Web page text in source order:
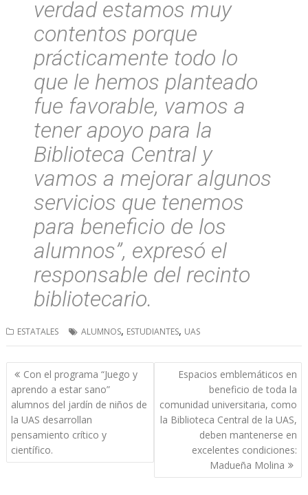
verdad estamos muy
contentos porque
prácticamente todo lo
que le hemos planteado
fue favorable, vamos a
tener apoyo para la
Biblioteca Central y
vamos a mejorar algunos
servicios que tenemos
para beneficio de los
alumnos”, expresó el
responsable del recinto
bibliotecario.
ESTATALES ALUMNOS, ESTUDIANTES, UAS
Navegación
de
entradas
Con el programa “Juego y
aprendo a estar sano”
alumnos del jardín de niños de
la UAS desarrollan
pensamiento crítico y
científico.
Espacios emblemáticos en
beneficio de toda la
comunidad universitaria, como
la Biblioteca Central de la UAS,
deben mantenerse en
excelentes condiciones:
Madueña Molina